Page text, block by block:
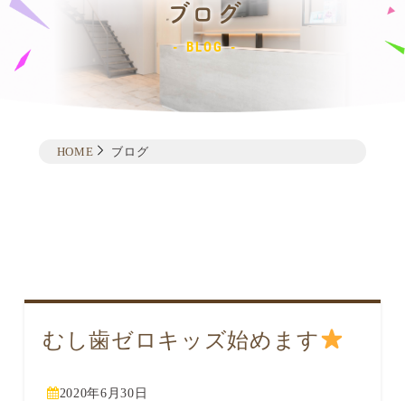
ブログ
BLOG
HOME ブログ
むし歯ゼロキッズ始めます
2020年6月30日